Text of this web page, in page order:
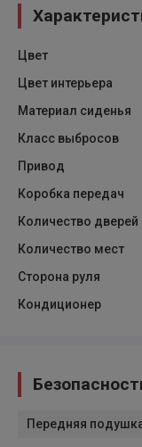
Цвет
Цвет интерьера
Материал сиденья
Класс выбросов
Привод
Коробка передач
Количество дверей
Количество мест
Сторона руля
Кондиционер
Передняя